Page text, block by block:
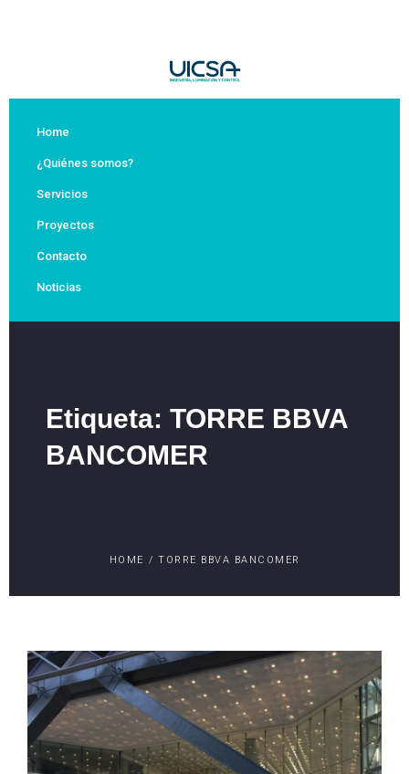
Home
¿Quiénes somos?
Servicios
Proyectos
Contacto
Noticias
Etiqueta: TORRE BBVA
BANCOMER
HOME / TORRE BBVA BANCOMER